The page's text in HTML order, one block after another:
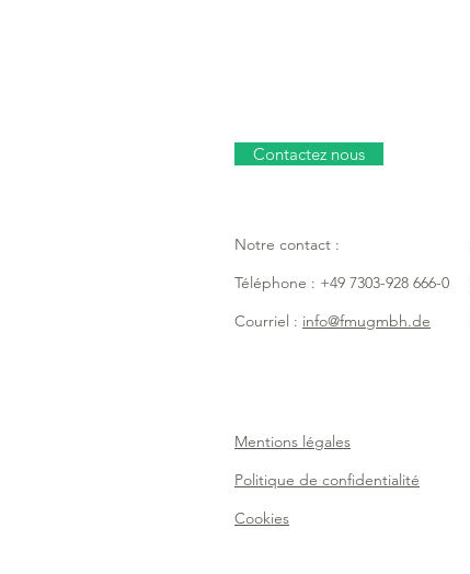
Contactez nous
Notre contact :
Téléphone : +49 7303-928 666-0
Courriel : info@fmugmbh.de
Mentions légales
Politique de confidentialité
Cookies